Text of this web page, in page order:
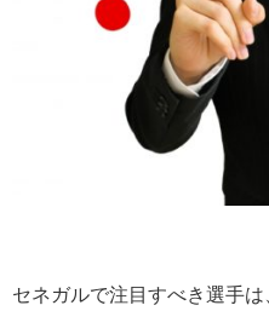
セネガルで注目すべき選手